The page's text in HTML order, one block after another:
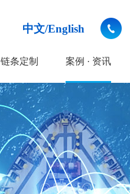
中文/English
链条定制 案例 · 资讯